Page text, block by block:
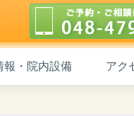
048-479-8418
報・院内設備 アク